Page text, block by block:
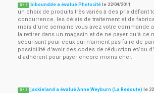
5 / 5 biboundde a évalué Photocité le 22/04/2011
un choix de produits très variés à des prix défiant
concurrence. les délais de traitement et de
mois d'une semaine vous avez votre commande
la retirer dans un magasin et de ne payer qu'à ce
sécurisant pour ceux qui n'aiment pas faire de
possibilité d'avoir des codes de réduction et/ou
d'adhérent pour payer encore moins cher.
5 / 5 jackieland a évalué Anne Weyburn (La Redoute) le